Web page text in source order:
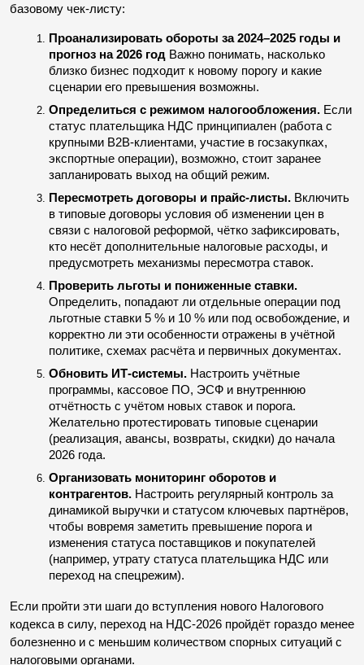
базовому чек-листу:
Проанализировать обороты за 2024–2025 годы и
прогноз на 2026 год Важно понимать, насколько
близко бизнес подходит к новому порогу и какие
сценарии его превышения возможны.
Определиться с режимом налогообложения. Если
статус плательщика НДС принципиален (работа с
крупными B2B-клиентами, участие в госзакупках,
экспортные операции), возможно, стоит заранее
запланировать выход на общий режим.
Пересмотреть договоры и прайс-листы. Включить
в типовые договоры условия об изменении цен в
связи с налоговой реформой, чётко зафиксировать,
кто несёт дополнительные налоговые расходы, и
предусмотреть механизмы пересмотра ставок.
Проверить льготы и пониженные ставки.
Определить, попадают ли отдельные операции под
льготные ставки 5 % и 10 % или под освобождение, и
корректно ли эти особенности отражены в учётной
политике, схемах расчёта и первичных документах.
Обновить ИТ-системы. Настроить учётные
программы, кассовое ПО, ЭСФ и внутреннюю
отчётность с учётом новых ставок и порога.
Желательно протестировать типовые сценарии
(реализация, авансы, возвраты, скидки) до начала
2026 года.
Организовать мониторинг оборотов и
контрагентов. Настроить регулярный контроль за
динамикой выручки и статусом ключевых партнёров,
чтобы вовремя заметить превышение порога и
изменения статуса поставщиков и покупателей
(например, утрату статуса плательщика НДС или
переход на спецрежим).
Если пройти эти шаги до вступления нового Налогового
кодекса в силу, переход на НДС-2026 пройдёт гораздо менее
болезненно и с меньшим количеством спорных ситуаций с
налоговыми органами.